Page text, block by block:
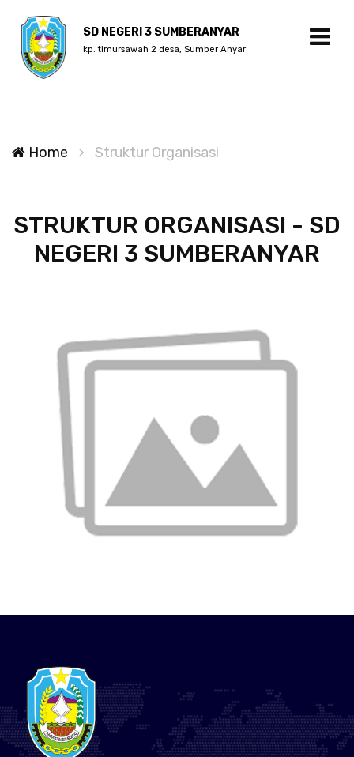
SD NEGERI 3 SUMBERANYAR
kp. timursawah 2 desa, Sumber Anyar
Home Struktur Organisasi
STRUKTUR ORGANISASI - SD
NEGERI 3 SUMBERANYAR